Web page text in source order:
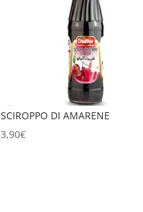
SCIROPPO DI AMARENE
3,90€